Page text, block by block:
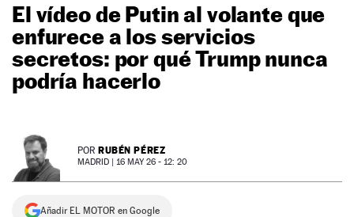
MOTOS
TECNOLOGÍA
PREMIOS
NEWSLETTER
El vídeo de Putin al volante que
enfurece a los servicios
secretos: por qué Trump nunca
podría hacerlo
POR RUBÉN PÉREZ
MADRID | 16 MAY 26 - 12: 20
Añadir EL MOTOR en Google